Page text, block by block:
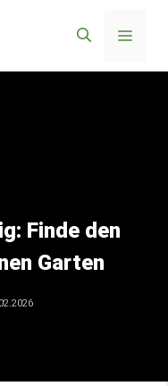
Menü
Finde den
Garten